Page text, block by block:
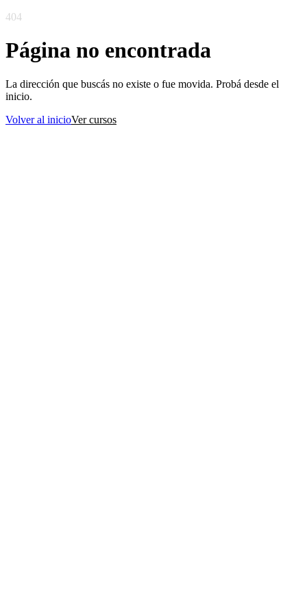
404
Página no encontrada
La dirección que buscás no existe o fue movida. Probá desde el
inicio.
Volver al inicioVer cursos